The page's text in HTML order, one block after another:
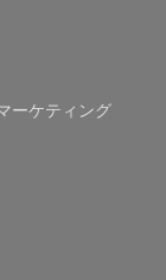
ーケティング